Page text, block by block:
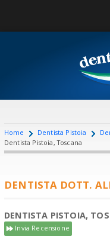
Home Dentista Pistoia
Dentista Pistoia, Toscana
DENTISTA DOTT.
DENTISTA PISTOIA,
Invia Recensione